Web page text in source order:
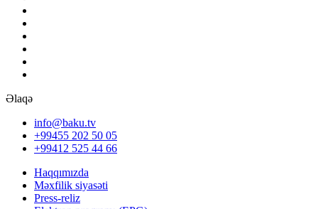
Əlaqə
info@baku.tv
+99455 202 50 05
+99412 525 44 66
Haqqımızda
Məxfilik siyasəti
Press-reliz